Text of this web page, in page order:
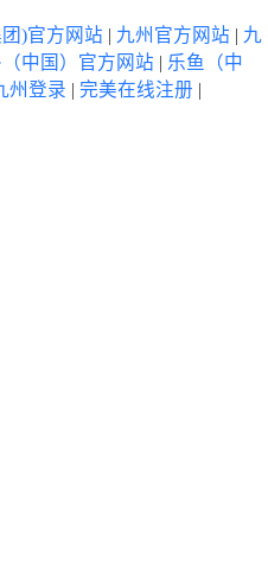
)官方网站 | 九州官方网站 | 九
（中国）官方网站 | 乐鱼（中
州登录 | 完美在线注册 |